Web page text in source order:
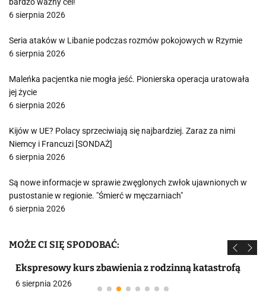
bardzo ważny cel!
6 sierpnia 2026
Seria ataków w Libanie podczas rozmów pokojowych w Rzymie
6 sierpnia 2026
Maleńka pacjentka nie mogła jeść. Pionierska operacja uratowała
jej życie
6 sierpnia 2026
Kijów w UE? Polacy sprzeciwiają się najbardziej. Zaraz za nimi
Niemcy i Francuzi [SONDAŻ]
6 sierpnia 2026
Są nowe informacje w sprawie zwęglonych zwłok ujawnionych w
pustostanie w regionie. "Śmierć w męczarniach"
6 sierpnia 2026
MOŻE CI SIĘ SPODOBAĆ:
Ekspresowy kurs zbawienia z rodzinną katastrofą
6 sierpnia 2026